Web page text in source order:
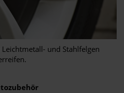
und Stahlfelgen